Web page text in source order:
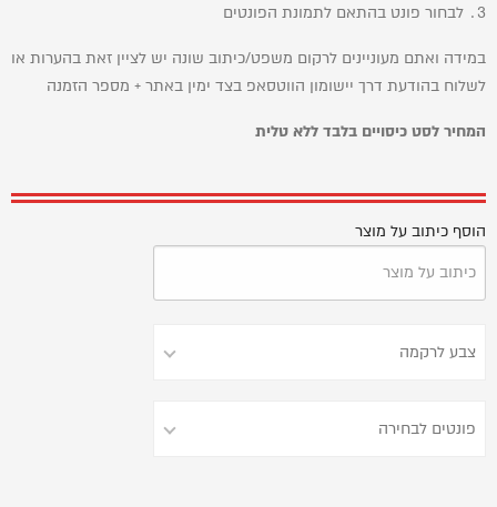
לבחור פונט בהתאם לתמונת הפונטים
במידה ואתם מעוניינים לרקום משפט/כיתוב שונה יש לציין זאת בהערות או
לשלוח בהודעת דרך יישומון הווטסאפ בצד ימין באתר + מספר הזמנה
המחיר לסט כיסויים בלבד ללא טלית
הוסף כיתוב על מוצר